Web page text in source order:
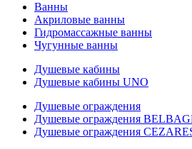
Ванны
Акриловые ванны
Гидромассажные ванны
Чугунные ванны
Душевые кабины
Душевые кабины UNO
Душевые ограждения
Душевые ограждения
Душевые ограждения